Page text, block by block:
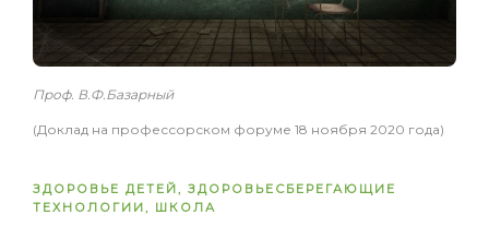
Проф. В.Ф.Базарный
(Доклад на профессорском форуме 18 ноября 2020 года)
ЗДОРОВЬЕ ДЕТЕЙ, ЗДОРОВЬЕСБЕРЕГАЮЩИЕ
ТЕХНОЛОГИИ, ШКОЛА